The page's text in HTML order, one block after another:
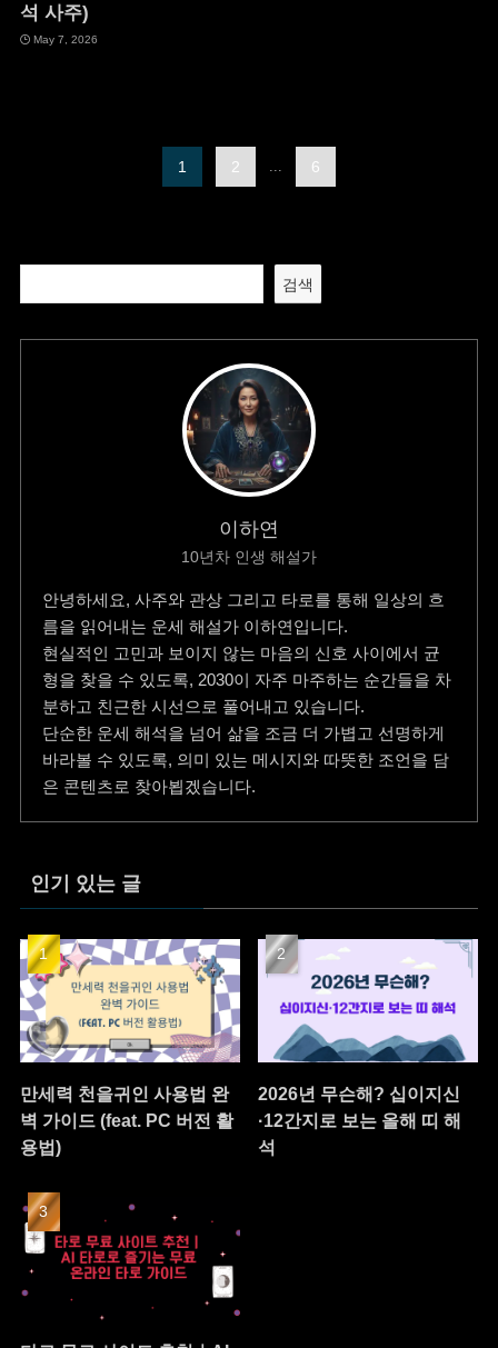
석 사주)
May 7, 2026
1 2 6
검색
이하연
10년차 인생 해설가
안녕하세요, 사주와 관상 그리고 타로를 통해 일상의 흐
름을 읽어내는 운세 해설가 이하연입니다.
현실적인 고민과 보이지 않는 마음의 신호 사이에서 균
형을 찾을 수 있도록, 2030이 자주 마주하는 순간들을 차
분하고 친근한 시선으로 풀어내고 있습니다.
단순한 운세 해석을 넘어 삶을 조금 더 가볍고 선명하게
바라볼 수 있도록, 의미 있는 메시지와 따뜻한 조언을 담
은 콘텐츠로 찾아뵙겠습니다.
인기 있는 글
만세력 천을귀인 사용법 완
벽 가이드 (feat. PC 버전 활
용법)
2026년 무슨해? 십이지신
·12간지로 보는 올해 띠 해
석